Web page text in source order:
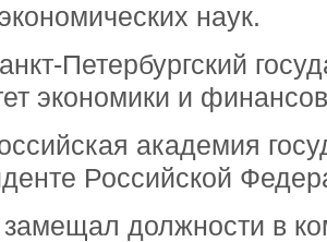
наук.
Петербургский
экономики и
академия
Российской
замещал должности в